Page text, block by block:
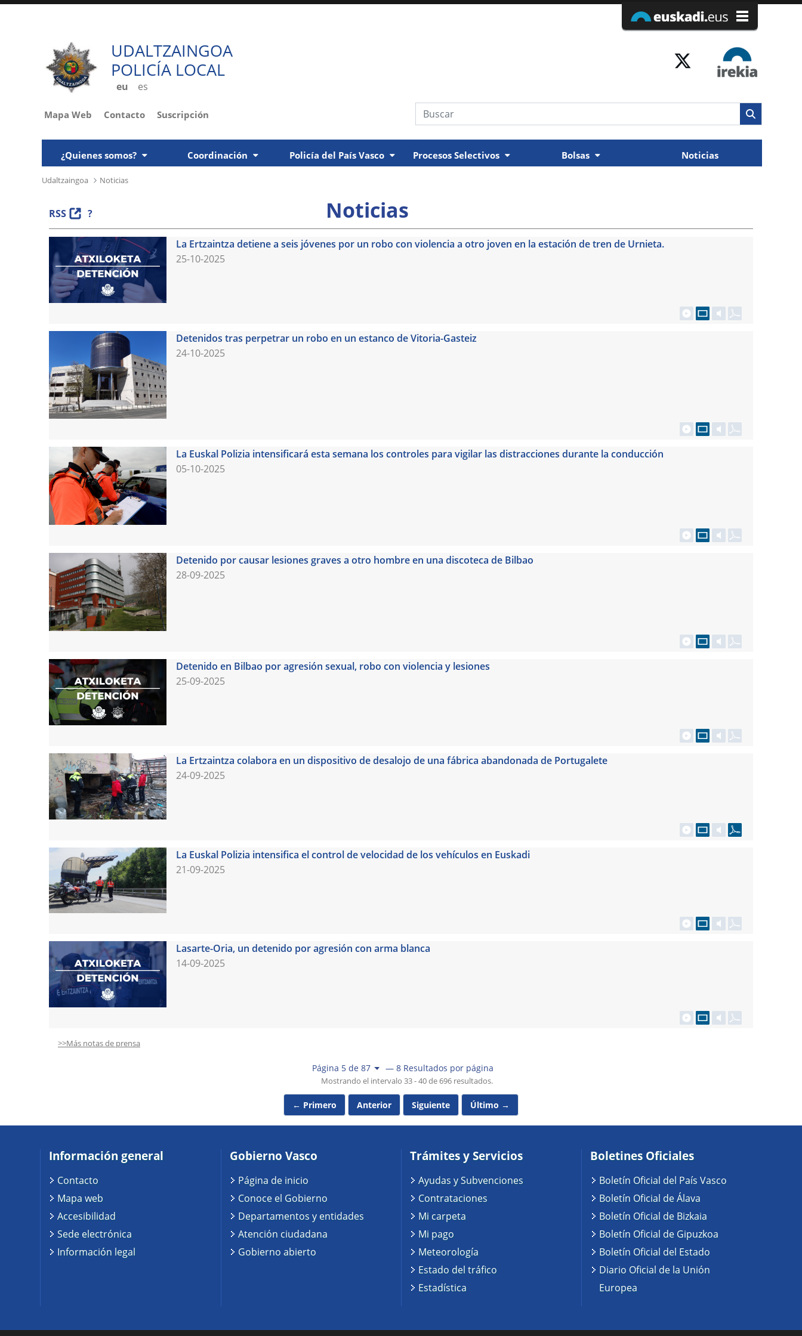
UDALTZAINGOA
POLICÍA LOCAL
eu es
Mapa Web Contacto Suscripción Búsqueda web
¿Quienes somos? Coordinación Policía del País Vasco Procesos Selectivos Bolsas Noticias
Udaltzaingoa Noticias
RSS ? Noticias
La Ertzaintza detiene a seis jóvenes por un robo con violencia a otro joven en la estación de tren de Urnieta.
25-10-2025
Detenidos tras perpetrar un robo en un estanco de Vitoria-Gasteiz
24-10-2025
La Euskal Polizia intensificará esta semana los controles para vigilar las distracciones durante la conducción
05-10-2025
Detenido por causar lesiones graves a otro hombre en una discoteca de Bilbao
28-09-2025
Detenido en Bilbao por agresión sexual, robo con violencia y lesiones
25-09-2025
La Ertzaintza colabora en un dispositivo de desalojo de una fábrica abandonada de Portugalete
24-09-2025
La Euskal Polizia intensifica el control de velocidad de los vehículos en Euskadi
21-09-2025
Lasarte-Oria, un detenido por agresión con arma blanca
14-09-2025
>>Más notas de prensa
Página 5 de 87 — 8 Resultados por página
Mostrando el intervalo 33 - 40 de 696 resultados.
← Primero Anterior Siguiente Último →
Información general
Contacto
Mapa web
Accesibilidad
Sede electrónica
Información legal
Gobierno Vasco
Página de inicio
Conoce el Gobierno
Departamentos y entidades
Atención ciudadana
Gobierno abierto
Trámites y Servicios
Ayudas y Subvenciones
Contrataciones
Mi carpeta
Mi pago
Meteorología
Estado del tráfico
Estadística
Boletines Oficiales
Boletín Oficial del País Vasco
Boletín Oficial de Álava
Boletín Oficial de Bizkaia
Boletín Oficial de Gipuzkoa
Boletín Oficial del Estado
Diario Oficial de la Unión
Europea